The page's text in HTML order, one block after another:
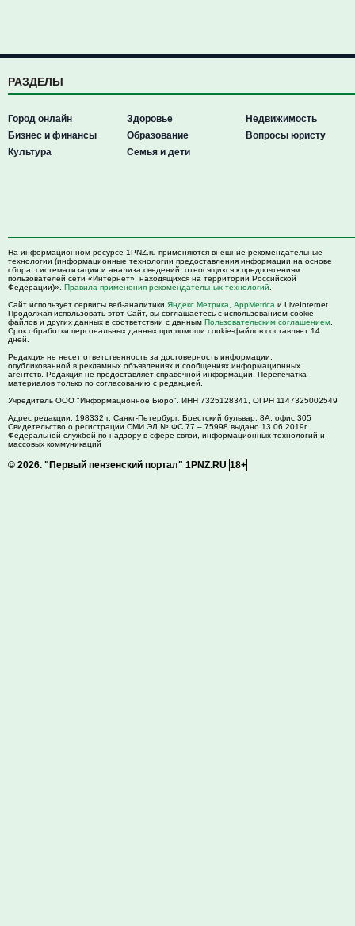
РАЗДЕЛЫ
Город онлайн
Бизнес и финансы
Культура
Здоровье
Образование
Семья и дети
Недвижимость
Вопросы юристу
На информационном ресурсе 1PNZ.ru применяются внешние рекомендательные
технологии (информационные технологии предоставления информации на основе
сбора, систематизации и анализа сведений, относящихся к предпочтениям
пользователей сети «Интернет», находящихся на территории Российской
Федерации)». Правила применения рекомендательных технологий
Сайт использует сервисы веб-аналитики Яндекс Метрика AppMetrica и LiveInternet.
Продолжая использовать этот Сайт, вы соглашаетесь с использованием cookie-
файлов и других данных в соответствии с данным Пользовательским соглашением
Срок обработки персональных данных при помощи cookie-файлов составляет 14
дней.
Редакция не несет ответственность за достоверность информации,
опубликованной в рекламных объявлениях и сообщениях информационных
агентств. Редакция не предоставляет справочной информации. Перепечатка
материалов только по согласованию с редакцией.
Учредитель ООО "Информационное Бюро". ИНН 7325128341, ОГРН 1147325002549
Адрес редакции: 198332 г. Санкт-Петербург, Брестский бульвар, 8А, офис 305
Свидетельство о регистрации СМИ ЭЛ № ФС 77 – 75998 выдано 13.06.2019г.
Федеральной службой по надзору в сфере связи, информационных технологий и
массовых коммуникаций
© 2026. "Первый пензенский портал" 1PNZ.RU 18+